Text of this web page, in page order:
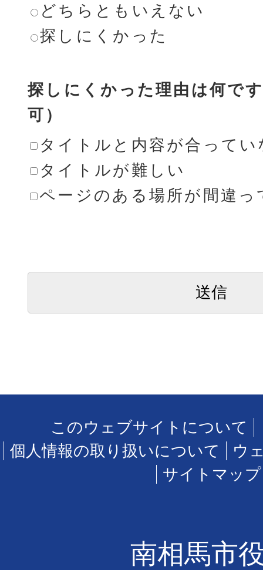
どちらともいえない
探しにくかった
探しにくかった理由は何で
可）
タイトルと内容が合ってい
タイトルが難しい
ページのある場所が間違っ
このウェブサイトについて
個人情報の取り扱いについて
ウ
サイトマップ
南相馬市